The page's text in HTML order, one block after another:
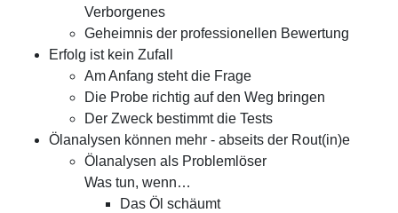
Verborgenes
Geheimnis der professionellen Bewertung
Erfolg ist kein Zufall
Am Anfang steht die Frage
Die Probe richtig auf den Weg bringen
Der Zweck bestimmt die Tests
Ölanalysen können mehr - abseits der Rout(in)e
Ölanalysen als Problemlöser
Was tun, wenn…
Das Öl schäumt